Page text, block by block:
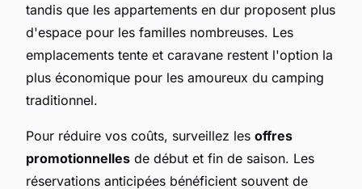
tandis que les appartements en dur proposent plus
d'espace pour les familles nombreuses. Les
emplacements tente et caravane restent l'option la
plus économique pour les amoureux du camping
traditionnel.
Pour réduire vos coûts, surveillez les offres
promotionnelles de début et fin de saison. Les
réservations anticipées bénéficient souvent de